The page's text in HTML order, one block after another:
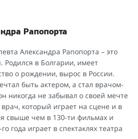
Рапопорта
Александра Рапопорта – это
Родился в Болгарии, имеет
о рождении, вырос в России.
быть актером, а стал врачом-
никогда не забывал о своей мечте
который играет на сцене и в
свыше чем в 130-ти фильмах и
года играет в спектаклях театра